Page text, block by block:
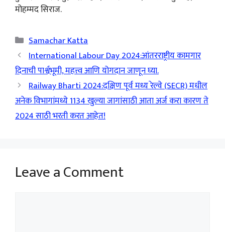
मोहम्मद सिराज.
Categories
Samachar Katta
International Labour Day 2024:आंतरराष्ट्रीय कामगार
दिनाची पार्श्वभूमी, महत्त्व आणि योगदान जाणून घ्या.
Railway Bharti 2024:दक्षिण पूर्व मध्य रेल्वे (SECR) मधील
अनेक विभागांमध्ये 1134 खुल्या जागांसाठी आता अर्ज करा कारण ते
2024 साठी भरती करत आहेत!
Leave a Comment